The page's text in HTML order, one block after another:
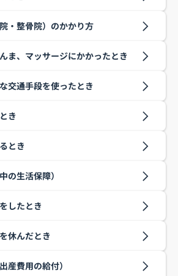
・整骨院）のかかり方
ま、マッサージにかかったとき
交通手段を使ったとき
き
とき
の生活保障）
したとき
休んだとき
産費用の給付）